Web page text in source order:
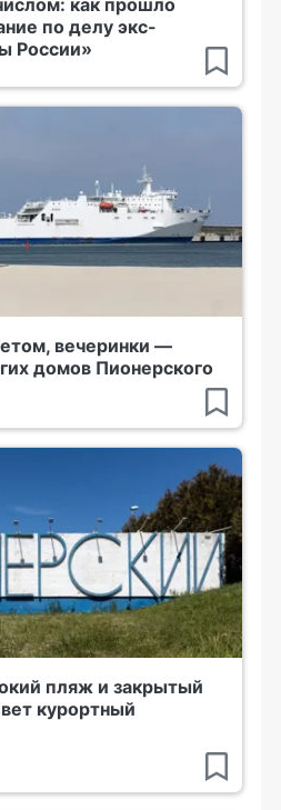
как прошло
по делу экс-
России»
вечеринки —
домов Пионерского
пляж и закрытый
курортный